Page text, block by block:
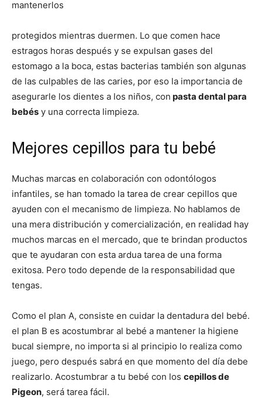
mantenerlos
protegidos mientras duermen. Lo que comen hace
estragos horas después y se expulsan gases del
estomago a la boca, estas bacterias también son algunas
de las culpables de las caries, por eso la importancia de
asegurarle los dientes a los niños, con pasta dental para
bebés y una correcta limpieza.
Mejores cepillos para tu bebé
Muchas marcas en colaboración con odontólogos
infantiles, se han tomado la tarea de crear cepillos que
ayuden con el mecanismo de limpieza. No hablamos de
una mera distribución y comercialización, en realidad hay
muchos marcas en el mercado, que te brindan productos
que te ayudaran con esta ardua tarea de una forma
exitosa. Pero todo depende de la responsabilidad que
tengas.
Como el plan A, consiste en cuidar la dentadura del bebé.
el plan B es acostumbrar al bebé a mantener la higiene
bucal siempre, no importa si al principio lo realiza como
juego, pero después sabrá en que momento del día debe
realizarlo. Acostumbrar a tu bebé con los cepillos de
Pigeon, será tarea fácil.